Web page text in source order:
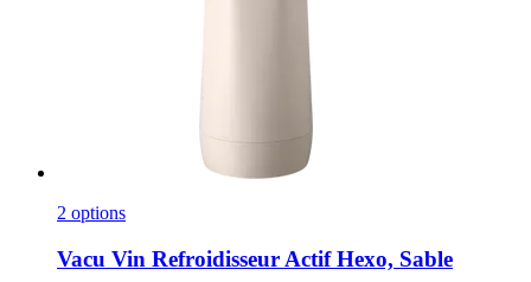
2 options
Vacu Vin Refroidisseur Actif Hexo, Sable